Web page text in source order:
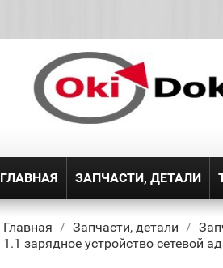
ГЛАВНАЯ ЗАПЧАСТИ, ДЕТАЛИ
Главная Запчасти, детали
1.1 зарядное устройство сетевой